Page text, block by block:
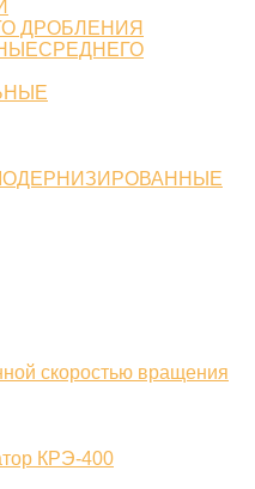
ДРОБЛЕНИЯ
скоростью вращения
КРЭ-400